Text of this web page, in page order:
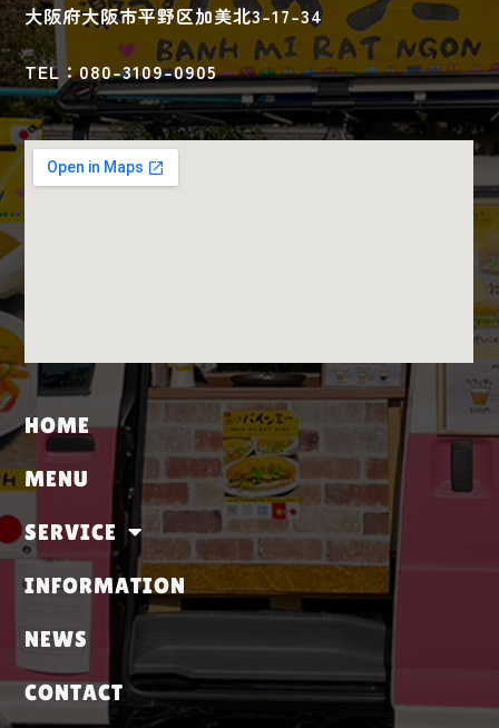
大阪府大阪市平野区加美北3-17-34
TEL：080-3109-0905
HOME
MENU
SERVICE
INFORMATION
NEWS
CONTACT